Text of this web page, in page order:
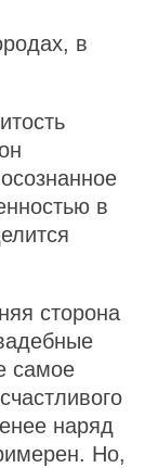
в
в
сторона
самое
наряд
Но,